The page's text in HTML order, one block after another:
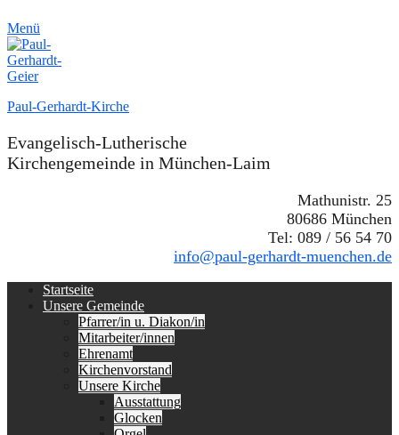
Menü
Paul-Gerhardt-Kirche
Evangelisch-Lutherische
Kirchengemeinde in München-Laim
Mathunistr. 25
80686 München
Tel: 089 / 56 54 70
info@paul-gerhardt-muenchen.de
Erstes
Menü
Startseite
Unsere Gemeinde
Pfarrer/in u. Diakon/in
Mitarbeiter/innen
Ehrenamt
Kirchenvorstand
Unsere Kirche
Ausstattung
Glocken